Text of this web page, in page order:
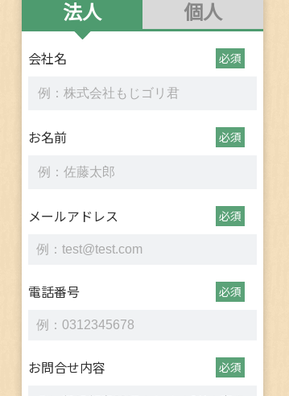
法人 個人
会社名 必須
お名前 必須
メールアドレス 必須
電話番号 必須
お問合せ内容 必須